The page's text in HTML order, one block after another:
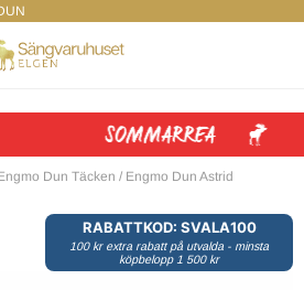
LOGGA IN
Dun Täcken / Engmo Dun Astrid
RABATTKOD: SVALA100
100 kr extra rabatt på utvalda - minsta
köpbelopp 1 500 kr